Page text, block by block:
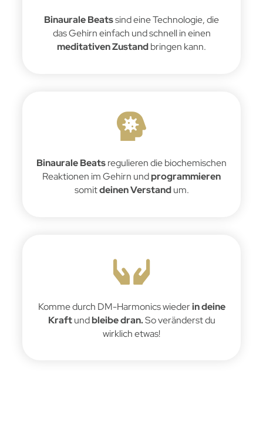
Binaurale Beatssind eine Technologie, die
das Gehirn einfach und schnell in einen
meditativen Zustandbringen kann.
Binaurale Beatsregulieren die biochemischen
Reaktionen im Gehirn undprogrammieren
somitdeinen Verstandum.
Komme durch DM-Harmonics wiederin deine
Kraftundbleibe dran.So veränderst du
wirklich etwas!